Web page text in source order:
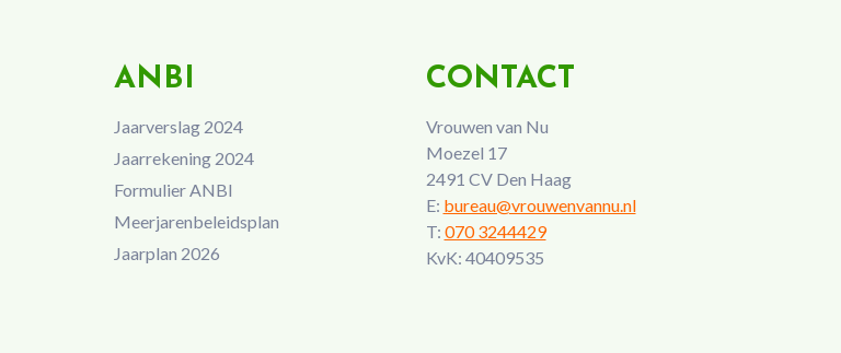
ANBI
Jaarverslag 2024
Jaarrekening 2024
Formulier ANBI
Meerjarenbeleidsplan
Jaarplan 2026
CONTACT
Vrouwen van Nu
Moezel 17
2491 CV Den Haag
E: bureau@vrouwenvannu.nl
T: 070 3244429
KvK: 40409535